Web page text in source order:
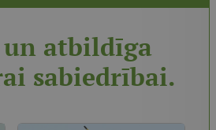
atbildīga
sabiedrībai.